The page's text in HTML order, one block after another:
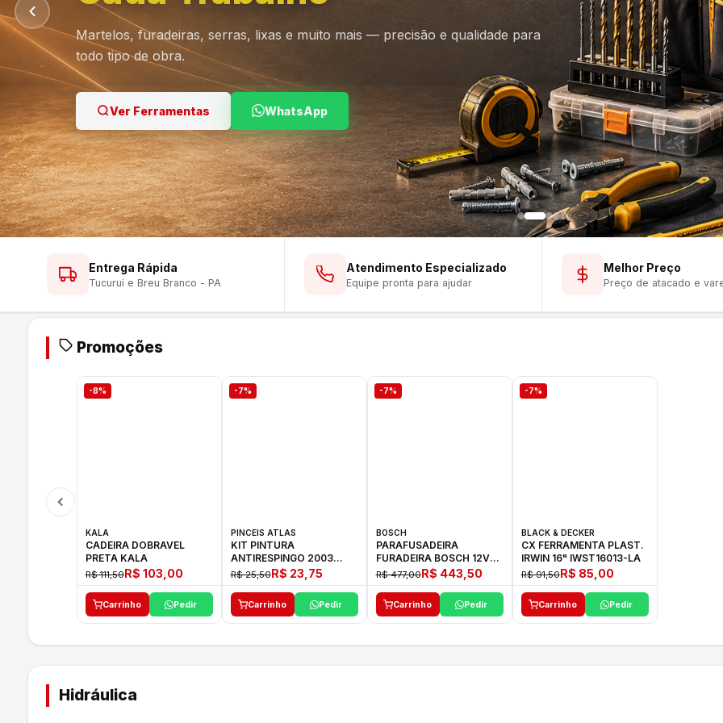
Ver Lustres WhatsApp
Martelos, furadeiras, serras, lixas e muito mais — precisão e qualidade para
todo tipo de obra.
Ver Ferramentas WhatsApp
Ver Tintas WhatsApp
Entrega Rápida
Tucuruí e Breu Branco - PA
Atendimento Especializado
Equipe pronta para ajudar
Melhor Preço
Preço de atacado e
Promoções
-8%
KALA
CADEIRA DOBRAVEL
PRETA KALA
R$ 111,50R$ 103,00
Carrinho Pedir
-7%
PINCEIS ATLAS
KIT PINTURA
ANTIRESPINGO 2003
ATLAS 03 PCS
R$ 25,50R$ 23,75
Carrinho Pedir
-7%
BOSCH
PARAFUSADEIRA
FURADEIRA BOSCH 12V
GSR 1000 SMART
R$ 477,00R$ 443,50
Carrinho Pedir
-7%
BLACK & DECKER
CX FERRAMENTA PLAST.
IRWIN 16" IWST16013-LA
R$ 91,50R$ 85,00
Carrinho Pedir
Hidráulica